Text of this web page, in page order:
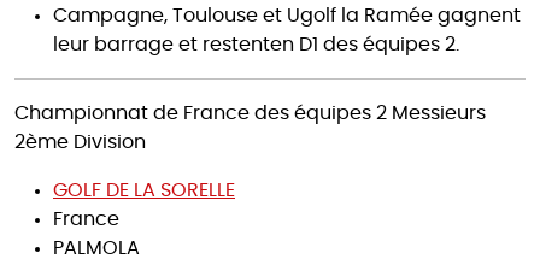
Campagne, Toulouse et Ugolf la Ramée gagnent
leur barrage et restenten D1 des équipes 2.
Championnat de France des équipes 2 Messieurs
2ème Division
GOLF DE LA SORELLE
France
PALMOLA